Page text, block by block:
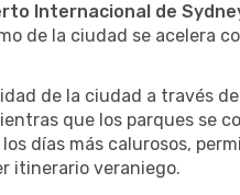
Internacional de
de la ciudad se
de la ciudad a través
que los parques se
días más calurosos,
itinerario veraniego.